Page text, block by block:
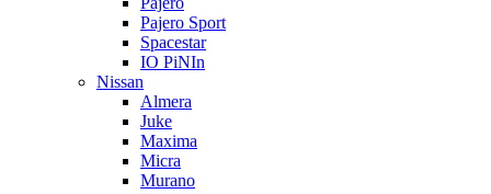
Pajero Sport
Spacestar
IO PiNIn
Nissan
Almera
Juke
Maxima
Micra
Murano